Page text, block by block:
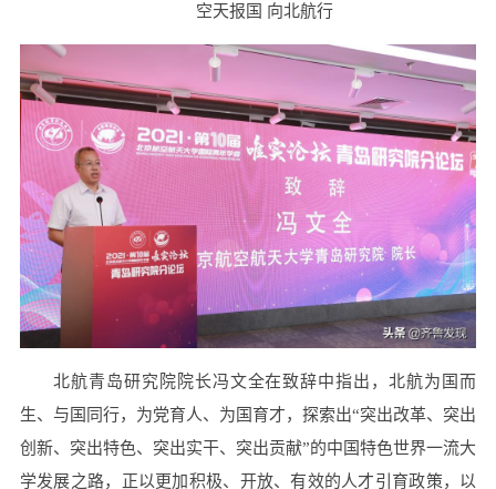
空天报国 向北航行
北航青岛研究院院长冯文全在致辞中指出，北航为国而
生、与国同行，为党育人、为国育才，探索出“突出改革、突出
创新、突出特色、突出实干、突出贡献”的中国特色世界一流大
学发展之路，正以更加积极、开放、有效的人才引育政策，以